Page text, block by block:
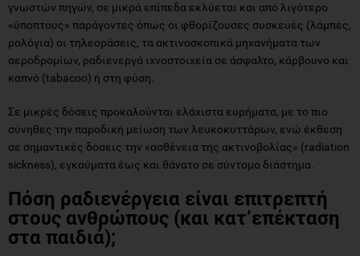
γνωστών πηγών, σε μικρά επίπεδα εκλύεται και από λιγότερο
«ύποπτους» παράγοντες όπως οι φθορίζουσες συσκευές (λάμπες,
ρολόγια) οι τηλεοράσεις, τα ακτινοσκοπικά μηχανήματα των
αεροδρομίων, ραδιενεργά ιχνοστοιχεία σε άσφαλτο, κάρβουνο και
καπνό (tabacoo) ή στη φύση.
Σε μικρές δόσεις προκαλούνται ελάχιστα ευρήματα, με το πιο
σύνηθες την παροδική μείωση των λευκοκυττάρων, ενώ έκθεση
σε σημαντικές δόσεις την «ασθένεια της ακτινοβολίας» (radiation
sickness), εγκαύματα έως και θάνατο σε σύντομο διάστημα.
Πόση ραδιενέργεια είναι επιτρεπτή
στους ανθρώπους (και κατ’επέκταση
στα παιδιά);